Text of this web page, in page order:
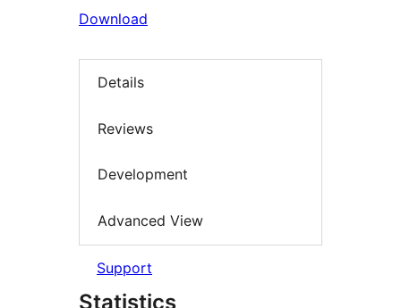
Download
Details
Reviews
Development
Advanced View
Support
Statistics